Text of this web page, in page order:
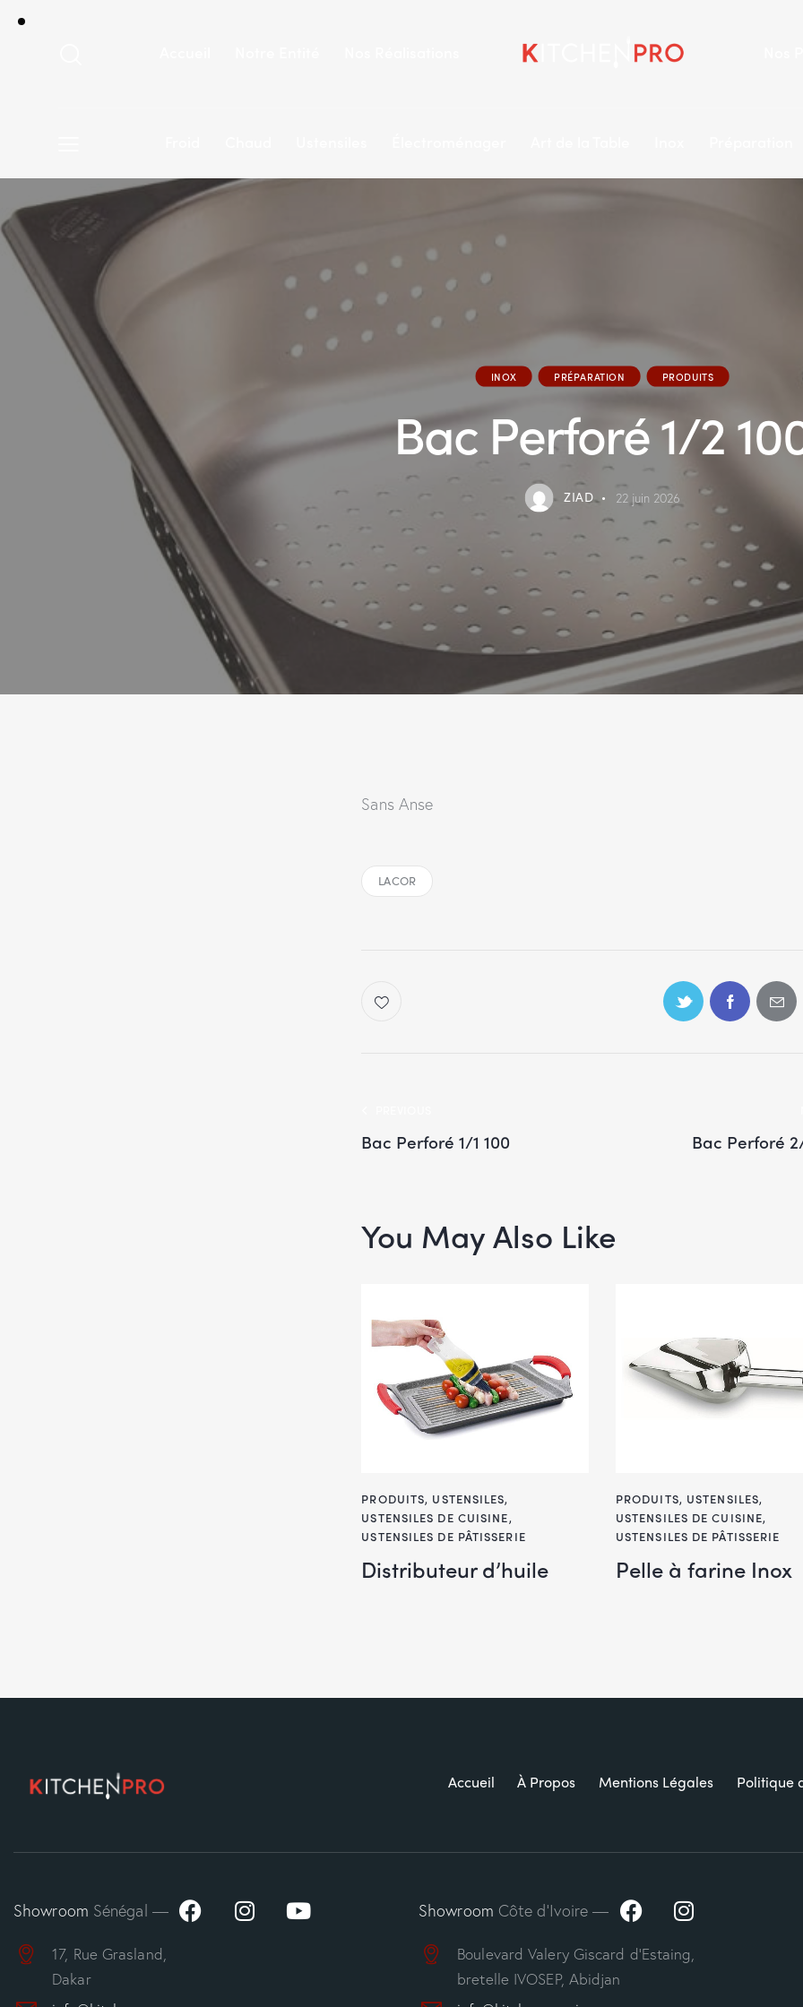
INOX PRÉPARATION PRODUITS
Bac Perforé 1/2
ZIAD 22 juin 2026
Sans Anse
LACOR
Bac Perforé 1/1 100 Bac Perforé
You May Also Like
PRODUITS, USTENSILES,
USTENSILES DE CUISINE,
USTENSILES DE PÂTISSERIE
Distributeur d’huile
PRODUITS, USTENSILES,
USTENSILES DE CUISINE,
USTENSILES DE PÂTISSERIE
Pelle à farine Inox
Accueil À Propos Mentions Légales Politique
Showroom Sénégal —
17, Rue Grasland,
Dakar
Showroom Côte d’Ivoire —
Boulevard Valery Giscard d’Estaing,
bretelle IVOSEP, Abidjan